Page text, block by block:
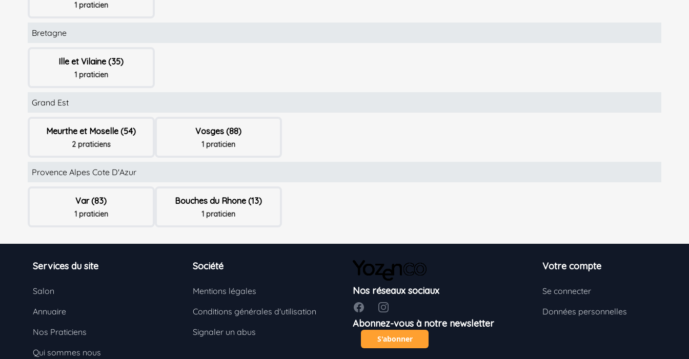
1 praticien
Bretagne
Ille et Vilaine (35)
1 praticien
Grand Est
Meurthe et Moselle (54)
2 praticiens
Vosges (88)
1 praticien
Provence Alpes Cote D'Azur
Var (83)
1 praticien
Bouches du Rhone (13)
1 praticien
Services du site
Salon
Annuaire
Nos Praticiens
Qui sommes nous
Société
Mentions légales
Conditions générales d'utilisation
Signaler un abus
Nos réseaux sociaux
FacebookInstagram
Abonnez-vous à notre newsletter
S'abonner
Votre compte
Se connecter
Données personnelles